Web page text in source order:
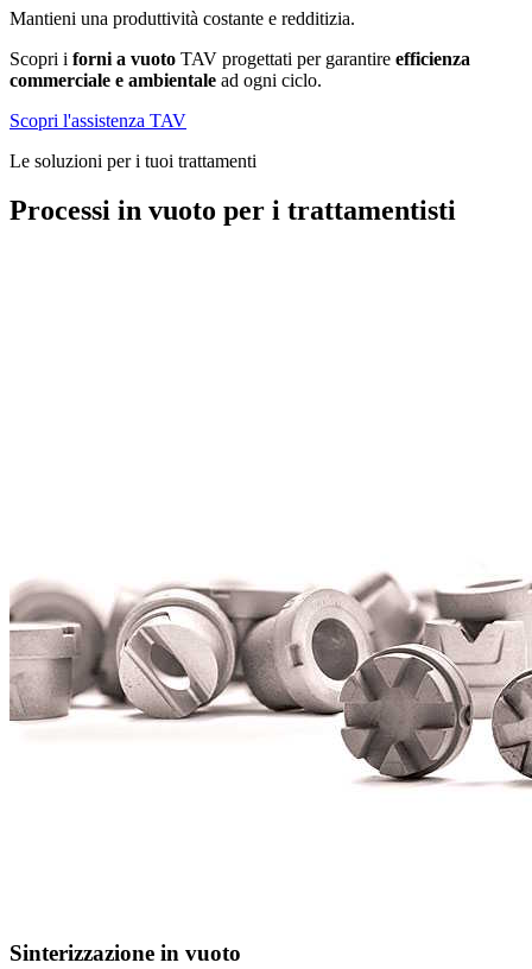
Mantieni una produttività costante e redditizia.
Scopri i forni a vuoto TAV progettati per garantire efficienza
commerciale e ambientale ad ogni ciclo.
Scopri l'assistenza TAV
Le soluzioni per i tuoi trattamenti
Processi in vuoto per i trattamentisti
Sinterizzazione in vuoto